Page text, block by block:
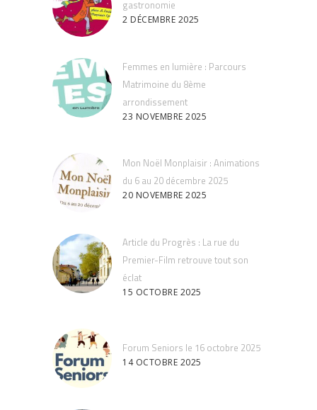
gastronomie
2 DÉCEMBRE 2025
Femmes en lumière : Parcours
Matrimoine du 8ème
arrondissement
23 NOVEMBRE 2025
Mon Noël Monplaisir : Animations
du 6 au 20 décembre 2025
20 NOVEMBRE 2025
Article du Progrès : La rue du
Premier-Film retrouve tout son
éclat
15 OCTOBRE 2025
Forum Seniors le 16 octobre 2025
14 OCTOBRE 2025